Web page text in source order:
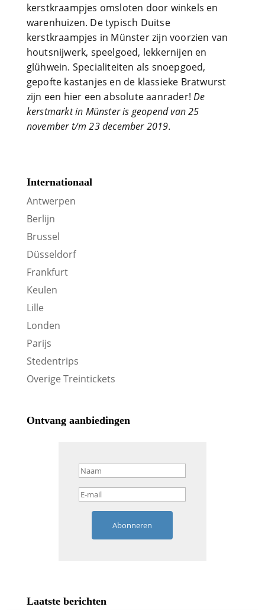
kerstkraampjes omsloten door winkels en
warenhuizen. De typisch Duitse
kerstkraampjes in Münster zijn voorzien van
houtsnijwerk, speelgoed, lekkernijen en
glühwein. Specialiteiten als snoepgoed,
gepofte kastanjes en de klassieke Bratwurst
zijn een hier een absolute aanrader!De
kerstmarkt in Münster is geopend van 25
november t/m 23 december 2019.
Internationaal
Antwerpen
Berlijn
Brussel
Düsseldorf
Frankfurt
Keulen
Lille
Londen
Parijs
Stedentrips
Overige Treintickets
Ontvang aanbiedingen
Abonneren
Laatste berichten